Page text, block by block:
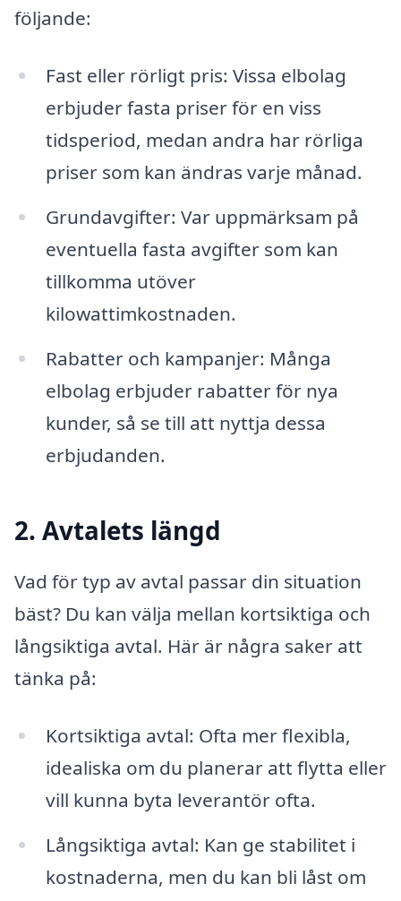
följande:
Fast eller rörligt pris: Vissa elbolag
erbjuder fasta priser för en viss
tidsperiod, medan andra har rörliga
priser som kan ändras varje månad.
Grundavgifter: Var uppmärksam på
eventuella fasta avgifter som kan
tillkomma utöver
kilowattimkostnaden.
Rabatter och kampanjer: Många
elbolag erbjuder rabatter för nya
kunder, så se till att nyttja dessa
erbjudanden.
2. Avtalets längd
Vad för typ av avtal passar din situation
bäst? Du kan välja mellan kortsiktiga och
långsiktiga avtal. Här är några saker att
tänka på:
Kortsiktiga avtal: Ofta mer flexibla,
idealiska om du planerar att flytta eller
vill kunna byta leverantör ofta.
Långsiktiga avtal: Kan ge stabilitet i
kostnaderna, men du kan bli låst om